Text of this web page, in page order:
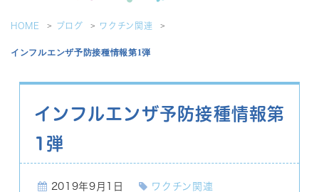
HOME ブログ ワクチン関連
インフルエンザ予防接種情報第1弾
インフルエンザ予防接種情報第
1弾
2019年9月1日 ワクチン関連